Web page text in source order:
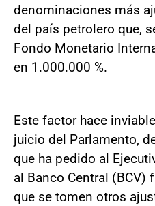
denominaciones más
del país petrolero que,
Fondo Monetario
en 1.000.000 %.
Este factor hace
juicio del Parlamento,
que ha pedido al
al Banco Central (BCV)
que se tomen otros